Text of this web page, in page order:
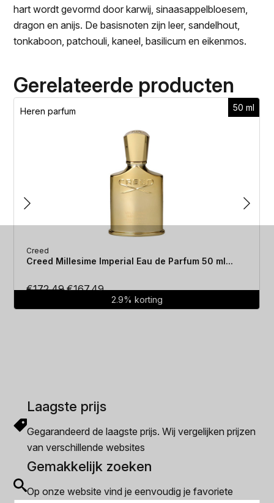
hart wordt gevormd door karwij, sinaasappelbloesem,
dragon en anijs. De basisnoten zijn leer, sandelhout,
tonkaboon, patchouli, kaneel, basilicum en eikenmos.
Gerelateerde producten
50 ml
Heren parfum
Creed
Creed Millesime Imperial Eau de Parfum 50 ml...
€172.49Oorspronkelijke
€167.49Huidige
prijs
2.9% korting
Laagste prijs
Gegarandeerd de laagste prijs. Wij vergelijken prijzen
van verschillende websites
Gemakkelijk zoeken
Op onze website vind je eenvoudig je favoriete